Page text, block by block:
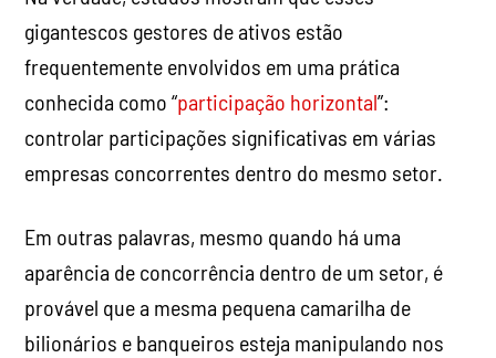
gigantescos gestores de ativos estão
frequentemente envolvidos em uma prática
conhecida como “participação horizontal”:
controlar participações significativas em várias
empresas concorrentes dentro do mesmo setor.
Em outras palavras, mesmo quando há uma
aparência de concorrência dentro de um setor, é
provável que a mesma pequena camarilha de
bilionários e banqueiros esteja manipulando nos